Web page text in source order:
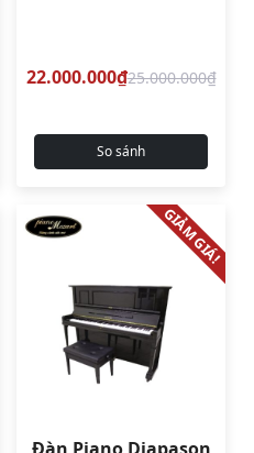
22.000.000₫25.000.000₫
So sánh
GIẢM GIÁ!